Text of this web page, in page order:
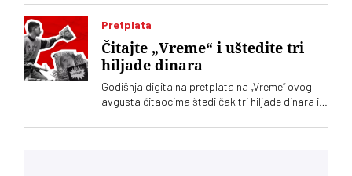
zato što vide budućnost, a ne zato što nemaju
gde da odu. Da drugi, poput mene, ovde mogu
da dolaze po svoje sopstvene životne lekcije
Pretplata
Čitajte „Vreme“ i uštedite tri
hiljade dinara
Godišnja digitalna pretplata na „Vreme“ ovog
avgusta čitaocima štedi čak tri hiljade dinara i